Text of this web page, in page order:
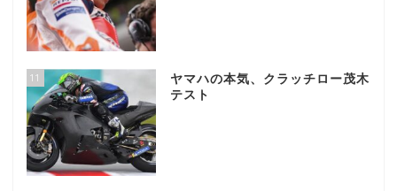
11
ヤマハの本気、クラッチロー茂木
テスト